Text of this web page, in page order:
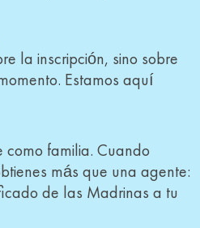
la inscripción, sino sobre
Estamos aquí
como familia. Cuando
más que una agente:
de las Madrinas a tu